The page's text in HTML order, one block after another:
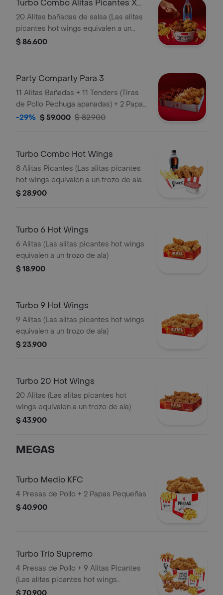
Turbo Combo Alitas Picantes X
20
20 Alitas bañadas de salsa (Las alitas
picantes hot wings equivalen a un
trozo de ala) + 3 Papa Pequeña + 1
$ 86.600
Party Comparty Para 3
11 Alitas Bañadas + 11 Tenders (Tiras
de Pollo Pechuga apanadas) + 2 Papas
Pequeñas + 1 Balde de Salsa 100g
-29% $ 59.000 $ 82.900
Turbo Combo Hot Wings
8 Alitas Picantes (Las alitas picantes
hot wings equivalen a un trozo de ala)
+ 1 Papa Pequeña + 1 Gaseosa PET
$ 28.900
Turbo 6 Hot Wings
6 Alitas (Las alitas picantes hot wings
equivalen a un trozo de ala)
$ 18.900
Turbo 9 Hot Wings
9 Alitas (Las alitas picantes hot wings
equivalen a un trozo de ala)
$ 23.900
Turbo 20 Hot Wings
20 Alitas (Las alitas picantes hot
wings equivalen a un trozo de ala)
$ 43.900
MEGAS
Turbo Medio KFC
4 Presas de Pollo + 2 Papas Pequeñas
$ 40.900
Turbo Trio Supremo
4 Presas de Pollo + 9 Alitas Picantes
(Las alitas picantes hot wings
equivalen a un trozo de ala) + 1